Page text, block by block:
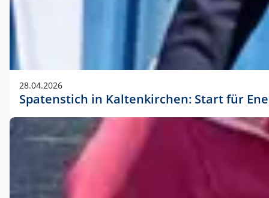
28.04.2026
Spatenstich in Kaltenkirchen: Start für